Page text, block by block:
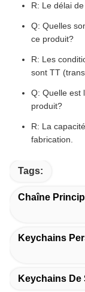
R: Le délai
Q: Quelles
ce produit?
R: Les
sont TT
Q: Quelle est
produit?
R: La
fabrication.
Tags:
Chaîne
Keychains
Keychains